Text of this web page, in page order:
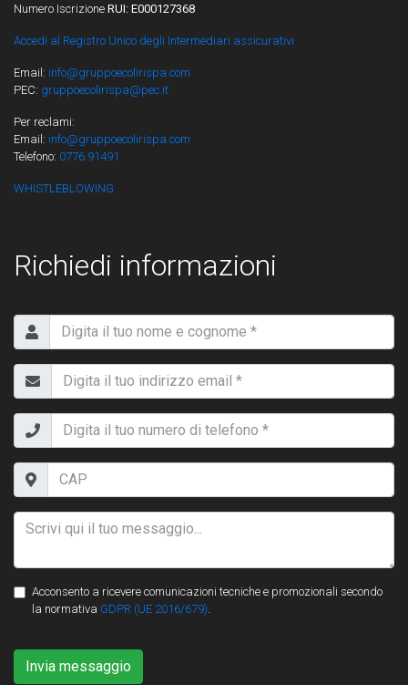
Numero Iscrizione RUI: E000127368
Accedi al Registro Unico degli Intermediari assicurativi
Email: info@gruppoecolirispa.com
PEC: gruppoecolirispa@pec.it
Per reclami:
Email: info@gruppoecolirispa.com
Telefono: 0776.91491
WHISTLEBLOWING
Richiedi informazioni
Acconsento a ricevere comunicazioni tecniche e promozionali secondo
la normativa GDPR (UE 2016/679)
Invia messaggio